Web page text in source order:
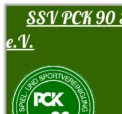
SSV PCK 90
e.V.